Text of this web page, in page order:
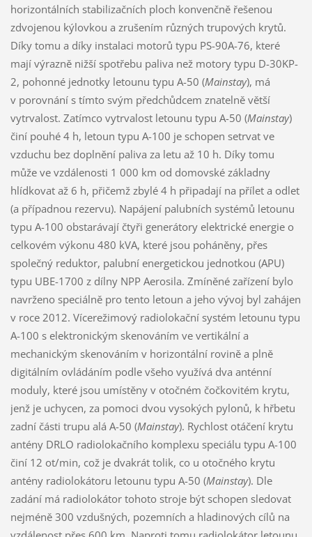
horizontálních stabilizačních ploch konvenčně řešenou
zdvojenou kýlovkou a zrušením různých trupových krytů.
Díky tomu a díky instalaci motorů typu PS-90A-76, které
mají výrazně nižší spotřebu paliva než motory typu D-30KP-
2, pohonné jednotky letounu typu A-50 (Mainstay), má
v porovnání s tímto svým předchůdcem znatelně větší
vytrvalost. Zatímco vytrvalost letounu typu A-50 (Mainstay)
činí pouhé 4 h, letoun typu A-100 je schopen setrvat ve
vzduchu bez doplnění paliva za letu až 10 h. Díky tomu
může ve vzdálenosti 1 000 km od domovské základny
hlídkovat až 6 h, přičemž zbylé 4 h připadají na přílet a odlet
(a případnou rezervu). Napájení palubních systémů letounu
typu A-100 obstarávají čtyři generátory elektrické energie o
celkovém výkonu 480 kVA, které jsou poháněny, přes
společný reduktor, palubní energetickou jednotkou (APU)
typu UBE-1700 z dílny NPP Aerosila. Zmíněné zařízení bylo
navrženo speciálně pro tento letoun a jeho vývoj byl zahájen
v roce 2012. Vícerežimový radiolokační systém letounu typu
A-100 s elektronickým skenováním ve vertikální a
mechanickým skenováním v horizontální rovině a plně
digitálním ovládáním podle všeho využívá dva anténní
moduly, které jsou umístěny v otočném čočkovitém krytu,
jenž je uchycen, za pomoci dvou vysokých pylonů, k hřbetu
zadní části trupu alá A-50 (Mainstay). Rychlost otáčení krytu
antény DRLO radiolokačního komplexu speciálu typu A-100
činí 12 ot/min, což je dvakrát tolik, co u otočného krytu
antény radiolokátoru letounu typu A-50 (Mainstay). Dle
zadání má radiolokátor tohoto stroje být schopen sledovat
nejméně 300 vzdušných, pozemních a hladinových cílů na